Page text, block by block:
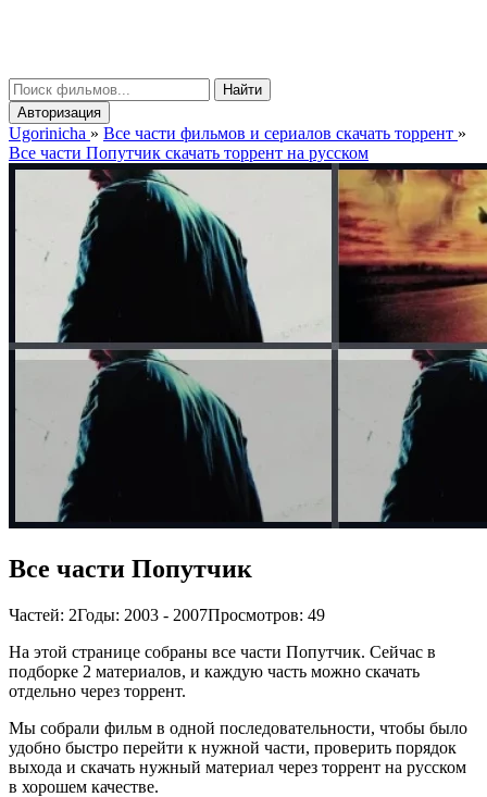
Найти
Авторизация
Ugorinicha » Все части фильмов и сериалов скачать торрент »
Все части Попутчик скачать торрент на русском
Все части Попутчик
Частей: 2Годы: 2003 - 2007Просмотров: 49
На этой странице собраны все части Попутчик. Сейчас в
подборке 2 материалов, и каждую часть можно скачать
отдельно через торрент.
Мы собрали фильм в одной последовательности, чтобы было
удобно быстро перейти к нужной части, проверить порядок
выхода и скачать нужный материал через торрент на русском
в хорошем качестве.